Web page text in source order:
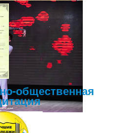
общественная